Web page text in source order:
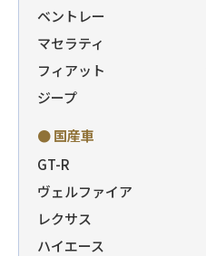
ベントレー
マセラティ
フィアット
ジープ
● 国産車
GT-R
ヴェルファイア
レクサス
ハイエース